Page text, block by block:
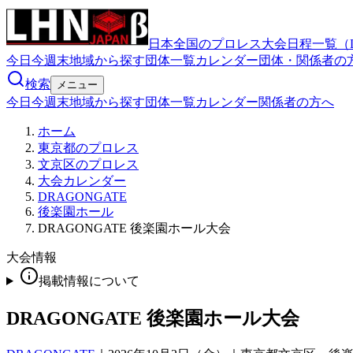
日本全国のプロレス大会日程一覧
今日 今週末地域から探す団体一覧カレンダー団体・関係者の
検索
メニュー
今日 今週末地域から探す団体一覧カレンダー関係者の方へ
ホーム
東京都のプロレス
文京区のプロレス
大会カレンダー
DRAGONGATE
後楽園ホール
DRAGONGATE 後楽園ホール大会
大会情報
掲載情報について
DRAGONGATE 後楽園ホール大会